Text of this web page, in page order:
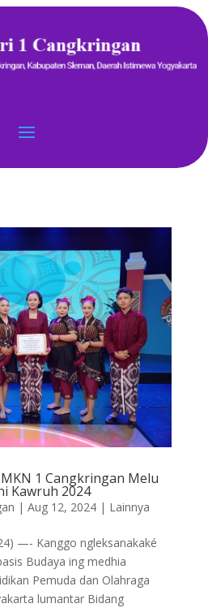
1 Cangkringan Melu
Kawruh 2024
| Aug 12, 2024| Lainnya
—- Kanggo ngleksanakaké
Budaya ing medhia
Pemuda dan Olahraga
lumantar Bidang